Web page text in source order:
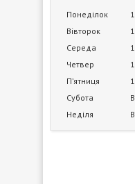
Понеділок
Вівторок
Середа
Четвер
Пʼятниця
Субота
Неділя